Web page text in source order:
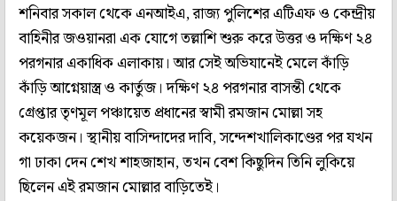
শনিবার সকাল থেকে এনআইএ, রাজ্য পুলিশের এটিএফ ও কেন্দ্রীয়
বাহিনীর জওয়ানরা এক যোগে তল্লাশি শুরু করে উত্তর ও দক্ষিণ ২৪
পরগনার একাধিক এলাকায়। আর সেই অভিযানেই মেলে কাঁড়ি
কাঁড়ি আগ্নেয়াস্ত্র ও কার্তুজ। দক্ষিণ ২৪ পরগনার বাসন্তী থেকে
গ্রেপ্তার তৃণমূল পঞ্চায়েত প্রধানের স্বামী রমজান মোল্লা সহ
কয়েকজন। স্থানীয় বাসিন্দাদের দাবি, সন্দেশখালিকাণ্ডের পর যখন
গা ঢাকা দেন শেখ শাহজাহান, তখন বেশ কিছুদিন তিনি লুকিয়ে
ছিলেন এই রমজান মোল্লার বাড়িতেই।